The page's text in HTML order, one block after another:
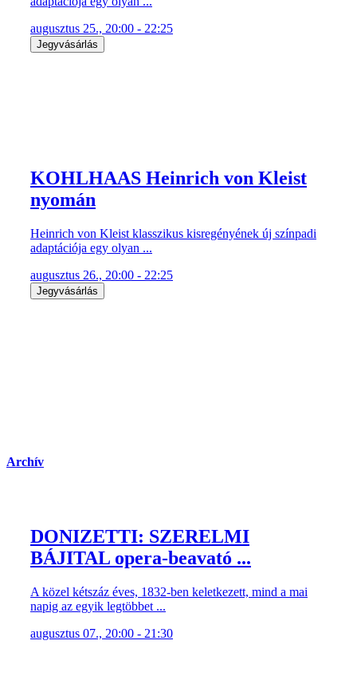
augusztus 25., 20:00 - 22:25
Jegyvásárlás
KOHLHAAS Heinrich von Kleist
nyomán
Heinrich von Kleist klasszikus kisregényének új színpadi
adaptációja egy olyan ...
augusztus 26., 20:00 - 22:25
Jegyvásárlás
Archív
DONIZETTI: SZERELMI
BÁJITAL opera-beavató ...
A közel kétszáz éves, 1832-ben keletkezett, mind a mai
napig az egyik legtöbbet ...
augusztus 07., 20:00 - 21:30